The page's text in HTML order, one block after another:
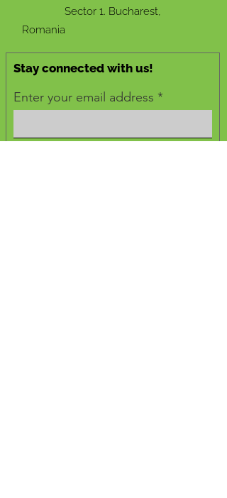
Sector 1. Bucharest,
Romania
Stay connected with us!
Enter your email address